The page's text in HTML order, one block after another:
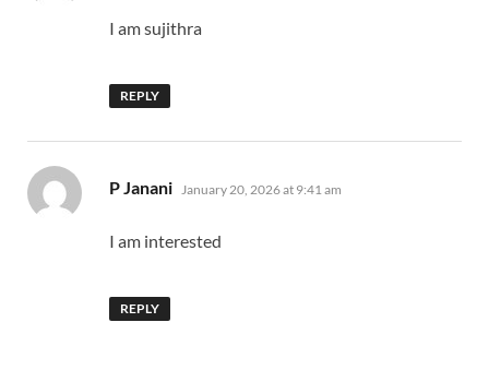
I am sujithra
REPLY
P Janani says:
January 20, 2026 at 9:41 am
I am interested
REPLY